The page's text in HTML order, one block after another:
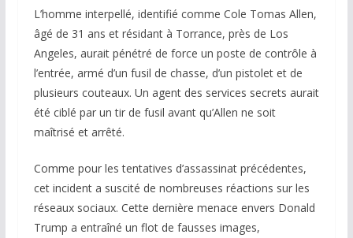
L’homme interpellé, identifié comme Cole Tomas Allen,
âgé de 31 ans et résidant à Torrance, près de Los
Angeles, aurait pénétré de force un poste de contrôle à
l’entrée, armé d’un fusil de chasse, d’un pistolet et de
plusieurs couteaux. Un agent des services secrets aurait
été ciblé par un tir de fusil avant qu’Allen ne soit
maîtrisé et arrêté.
Comme pour les tentatives d’assassinat précédentes,
cet incident a suscité de nombreuses réactions sur les
réseaux sociaux. Cette dernière menace envers Donald
Trump a entraîné un flot de fausses images,